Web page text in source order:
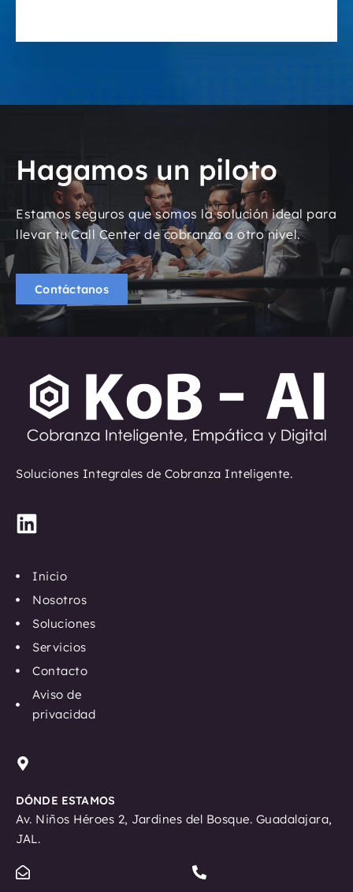
Hagamos un piloto
Estamos seguros que somos la solución ideal para
llevar tu Call Center de cobranza a otro nivel.
Contáctanos
Soluciones Integrales de Cobranza Inteligente.
L
n
k
e
d
n
Inicio
Nosotros
Soluciones
Servicios
Contacto
Aviso de
privacidad
DÓNDE ESTAMOS
Av. Niños Héroes 2, Jardines del Bosque. Guadalajara,
JAL.